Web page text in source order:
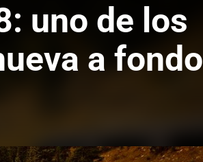
uno de los
a fondo